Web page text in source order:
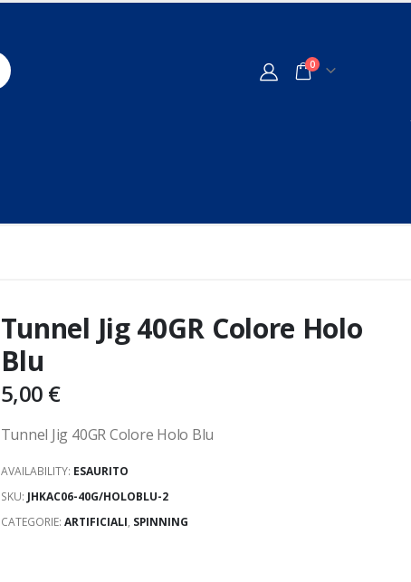
0
Tunnel Jig 40GR Colore Holo
Blu
5,00 €
Tunnel Jig 40GR Colore Holo Blu
AVAILABILITY: ESAURITO
SKU: JHKAC06-40G/HOLOBLU-2
CATEGORIE: ARTIFICIALI, SPINNING